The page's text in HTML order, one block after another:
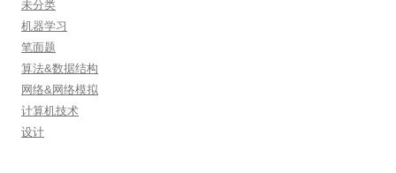
未分类
机器学习
笔面题
算法&数据结构
网络&网络模拟
计算机技术
设计